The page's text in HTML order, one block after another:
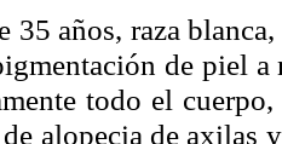
35 años, raza
de piel
todo el
de alopecia de axilas